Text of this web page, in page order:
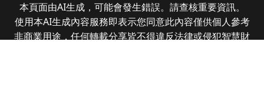
本頁面由AI生成，可能會發生錯誤。請查核重要資訊。
使用本AI生成內容服務即表示您同意此內容僅供個人參考
非商業用途，任何轉載分享皆不得違反法律或侵犯智慧財